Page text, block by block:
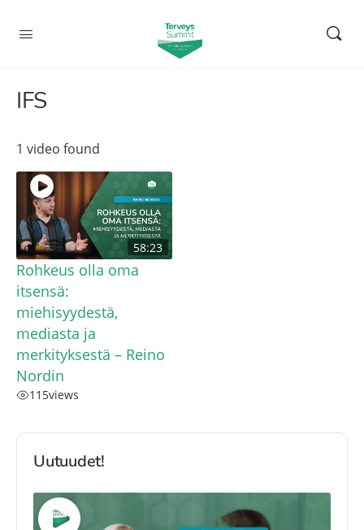
IFS
1 video found
58:23
Rohkeus olla oma
itsensä:
miehisyydestä,
mediasta ja
merkityksestä – Reino
Nordin
115views
Uutuudet!